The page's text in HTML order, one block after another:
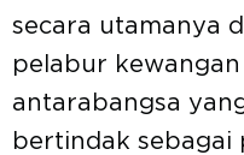
secara utamanya
pelabur
antarabangsa
bertindak sebagai